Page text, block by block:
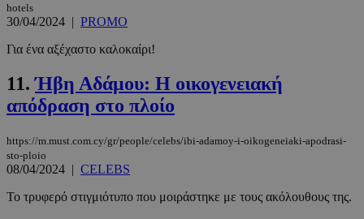
hotels
30/04/2024 | PROMO
Για ένα αξέχαστο καλοκαίρι!
11.Ήβη Αδάμου: Η οικογενειακή
απόδραση στο πλοίο
https://m.must.com.cy/gr/people/celebs/ibi-adamoy-i-oikogeneiaki-apodrasi-
sto-ploio
08/04/2024 | CELEBS
Το τρυφερό στιγμιότυπο που μοιράστηκε με τους ακόλουθους της.